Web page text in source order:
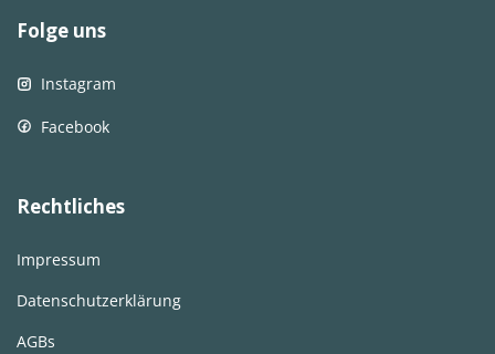
Folge uns
Instagram
Facebook
Rechtliches
Impressum
Datenschutzerklärung
AGBs